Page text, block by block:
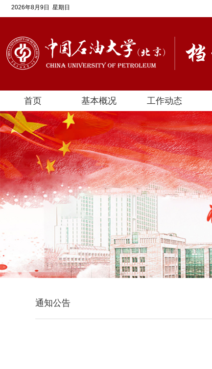
2026年8月9日 星期日
首页 基本概况 工作动态
通知公告